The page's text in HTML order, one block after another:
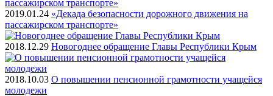
2019.01.24 «Декада безопасности дорожного движения на
пассажирском транспорте»
2018.12.29 Новогоднее обращение Главы Республики Крым
2018.10.03 О повышении пенсионной грамотности учащейся
молодежи